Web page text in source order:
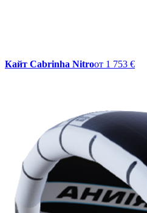
Кайт Cabrinha Nitroот 1 753 €